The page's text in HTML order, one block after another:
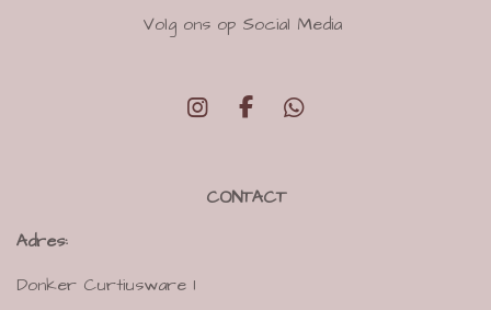
Volg ons op Social Media
I
F
b
W
CONTACT
Adres:
Donker Curtiusware 1